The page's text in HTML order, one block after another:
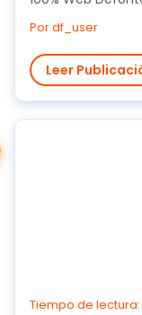
Por df_user
Leer
Tiempo de